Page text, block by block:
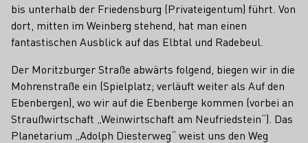
bis unterhalb der Friedensburg (Privateigentum) führt. Von
dort, mitten im Weinberg stehend, hat man einen
fantastischen Ausblick auf das Elbtal und Radebeul.
Der Moritzburger Straße abwärts folgend, biegen wir in die
Mohrenstraße ein (Spielplatz; verläuft weiter als Auf den
Ebenbergen), wo wir auf die Ebenberge kommen (vorbei an
Straußwirtschaft „Weinwirtschaft am Neufriedstein“). Das
Planetarium „Adolph Diesterweg“ weist uns den Weg